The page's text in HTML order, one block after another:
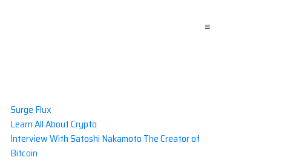
≡
Surge Flux
Learn All About Crypto
Interview With Satoshi Nakamoto The Creator of
Bitcoin